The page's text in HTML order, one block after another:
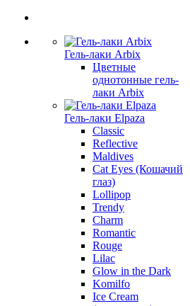
Гель-лаки Arbix
Цветные
однотонные гель-
лаки Arbix
Гель-лаки Elpaza
Classic
Reflective
Maldives
Cat Eyes (Кошачий
глаз)
Lollipop
Trendy
Charm
Romantic
Rouge
Lilac
Glow in the Dark
Komilfo
Ice Cream